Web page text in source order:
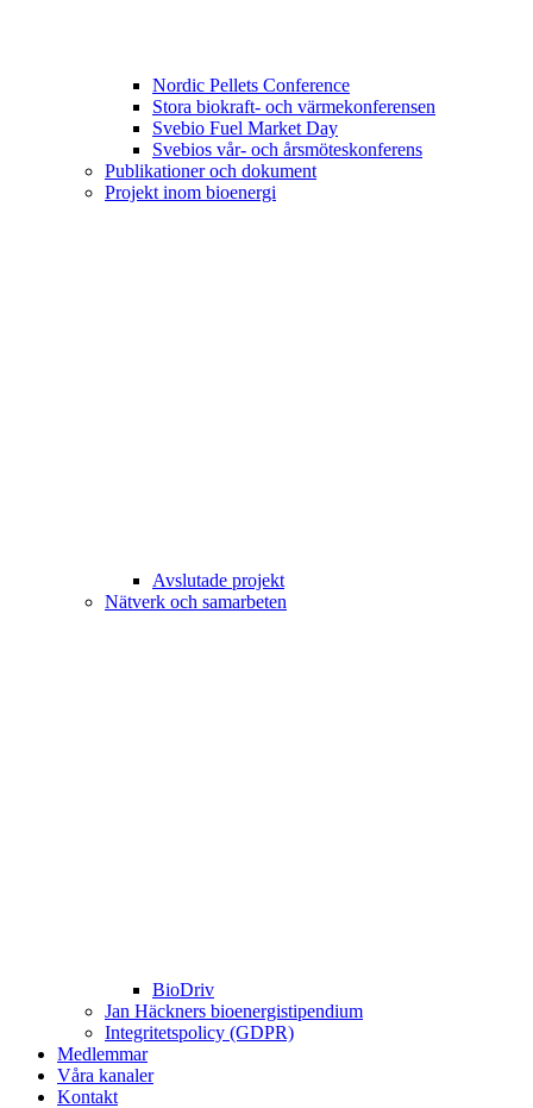
Nordic Pellets Conference
Stora biokraft- och värmekonferensen
Svebio Fuel Market Day
Svebios vår- och årsmöteskonferens
Publikationer och dokument
Projekt inom bioenergi
Avslutade projekt
Nätverk och samarbeten
BioDriv
Jan Häckners bioenergistipendium
Integritetspolicy (GDPR)
Medlemmar
Våra kanaler
Kontakt